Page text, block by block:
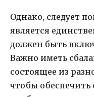
Однако, следует
является
должен быть
Важно иметь
состоящее из
чтобы обеспечить